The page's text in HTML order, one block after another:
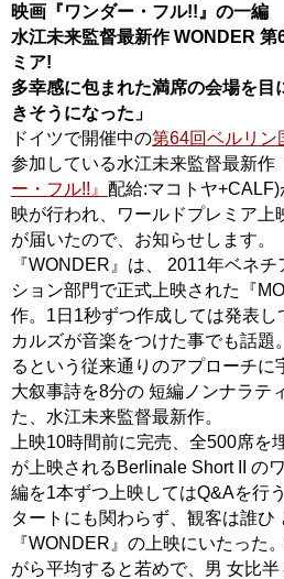
映画『ワンダー・フル!!』の一編
水江未来監督最新作 WONDER
ミア!
多幸感に包まれた満席の会場を
きそうになった」
ドイツで開催中の第64回ベルリン
参加している水江未来監督最新作
ー・フル!!』 配給:マコトヤ
映が行われ、ワールドプレミア
が届いたので、お知らせします。
『WONDER』は、 2011年ベネ
ション部門で正式上映された『
作。1日1秒ずつ作成しては発表
カルズが音楽をつけた事でも話
るという従来通りのアプローチ
大叙事詩を8分の 短編ノンナラテ
た、水江未来監督最新作。
上映10時間前に完売、全500席
が上映されるBerlinale Short II の
編を1本ずつ上映してはQ&Aを行
タートにも関わらず、観客は誰
『WONDER』の上映にいたった
がら平均すると若めで、男 女比半